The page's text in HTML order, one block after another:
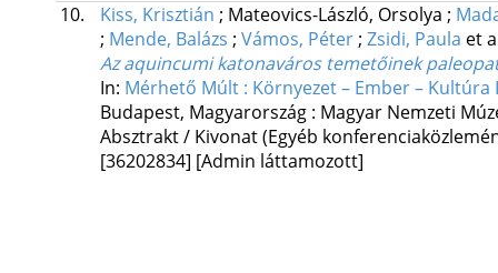
10.
Kiss, Krisztián ; Mateovics-László, Orsolya ;
; Mende, Balázs ; Vámos, Péter ; Zsidi, Paula et
Az aquincumi katonaváros temetőinek
In: Mérhető Múlt : Környezet – Ember – Kultúra
Budapest, Magyarország : Magyar Nemzeti
Absztrakt / Kivonat (Egyéb
[36202834] [Admin láttamozott]